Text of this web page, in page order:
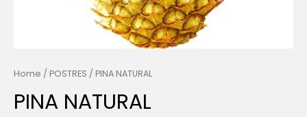
Home / POSTRES / PINA NATURAL
PINA NATURAL